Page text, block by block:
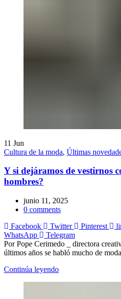
11 Jun
Cultura de la moda, Últimas
Y si dejáramos de vestirnos
hombres?
junio 11, 2025
0 comments
Facebook
Twitter Pinterest
WhatsApp
Telegram
Por Pope Cerimedo _ directora
últimos años se habló mucho de
Continúa leyendo